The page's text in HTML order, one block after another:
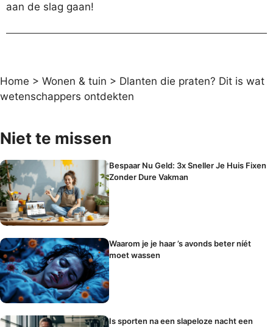
aan de slag gaan!
Home > Wonen & tuin > Dlanten die praten? Dit is wat
wetenschappers ontdekten
Niet te missen
Bespaar Nu Geld: 3x Sneller Je Huis Fixen
Zonder Dure Vakman
Waarom je je haar ’s avonds beter níét
moet wassen
Is sporten na een slapeloze nacht een